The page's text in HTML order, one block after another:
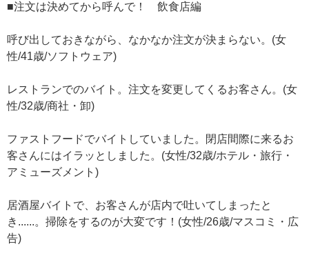
■注文は決めてから呼んで！ 飲食店編
呼び出しておきながら、なかなか注文が決まらない。(女
性/41歳/ソフトウェア)
レストランでのバイト。注文を変更してくるお客さん。(女
性/32歳/商社・卸)
ファストフードでバイトしていました。閉店間際に来るお
客さんにはイラッとしました。(女性/32歳/ホテル・旅行・
アミューズメント)
居酒屋バイトで、お客さんが店内で吐いてしまったと
き......。掃除をするのが大変です！(女性/26歳/マスコミ・広
告)